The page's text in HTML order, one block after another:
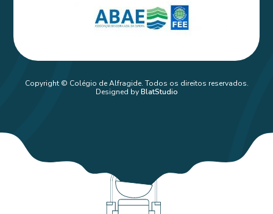
Copyright © Colégio de Alfragide. Todos os direitos reservados.
Designed byBlatStudio